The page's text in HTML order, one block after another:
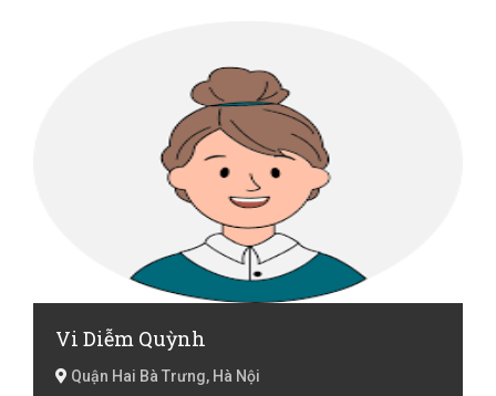
Vi Diễm Quỳnh
Quận Hai Bà Trưng, Hà Nội